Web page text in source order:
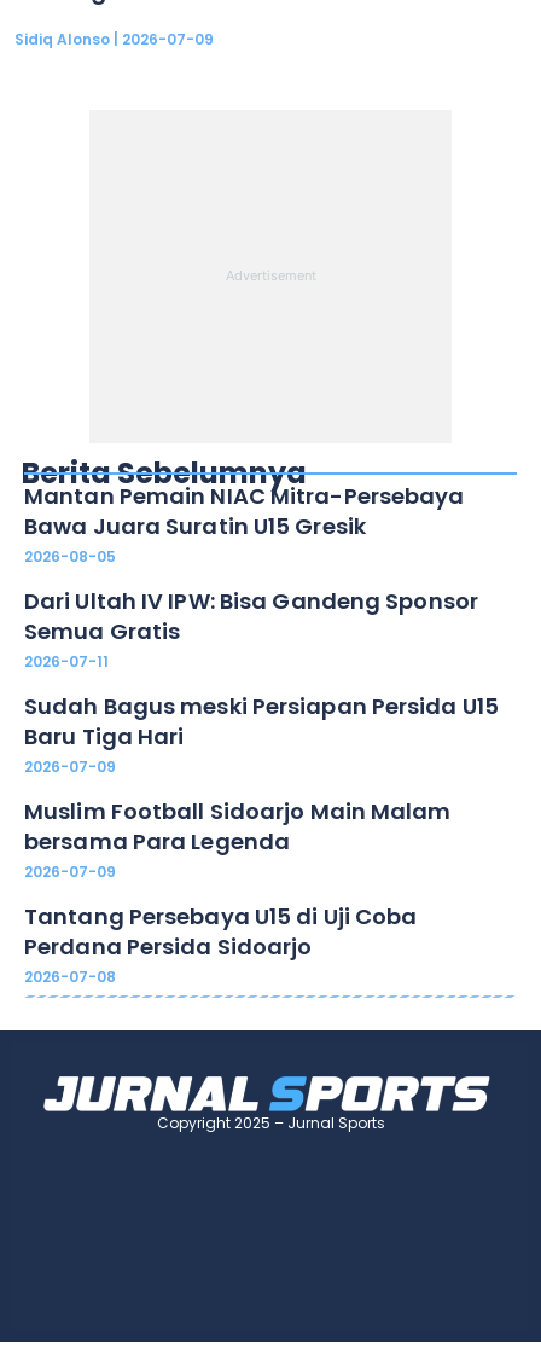
Sidiq Alonso 2026-07-09
Berita Sebelumnya
Mantan Pemain NIAC Mitra-Persebaya
Bawa Juara Suratin U15 Gresik
2026-08-05
Dari Ultah IV IPW: Bisa Gandeng Sponsor
Semua Gratis
2026-07-11
Sudah Bagus meski Persiapan Persida U15
Baru Tiga Hari
2026-07-09
Muslim Football Sidoarjo Main Malam
bersama Para Legenda
2026-07-09
Tantang Persebaya U15 di Uji Coba
Perdana Persida Sidoarjo
2026-07-08
Copyright 2025 – Jurnal Sports